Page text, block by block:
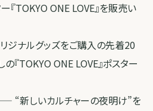
『TOKYO ONE LOVE』を販売い
ジナルグッズをご購入の先着20
『TOKYO ONE LOVE』ポスター
“新しいカルチャーの夜明け”を